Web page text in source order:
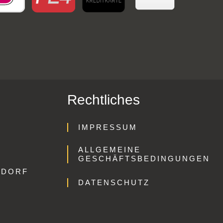
Rechtliches
IMPRESSUM
ALLGEMEINE
GESCHÄFTSBEDINGUNGEN
DATENSCHUTZ